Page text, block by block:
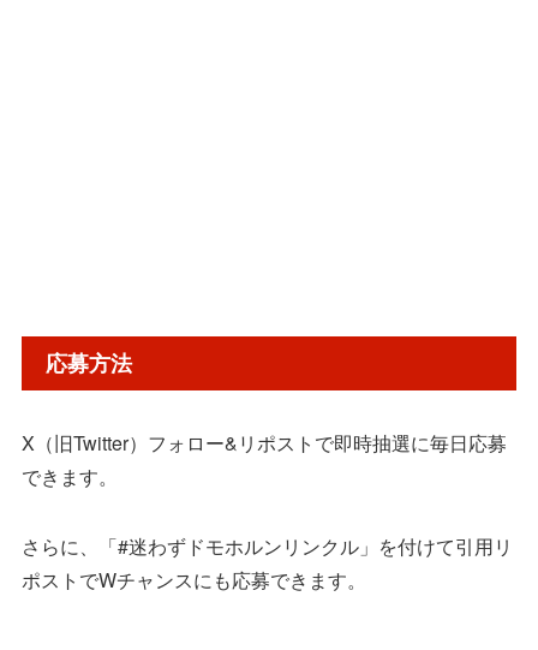
応募方法
X（旧Twitter）フォロー&リポストで即時抽選に毎日応募
できます。
さらに、「#迷わずドモホルンリンクル」を付けて引用リ
ポストでWチャンスにも応募できます。